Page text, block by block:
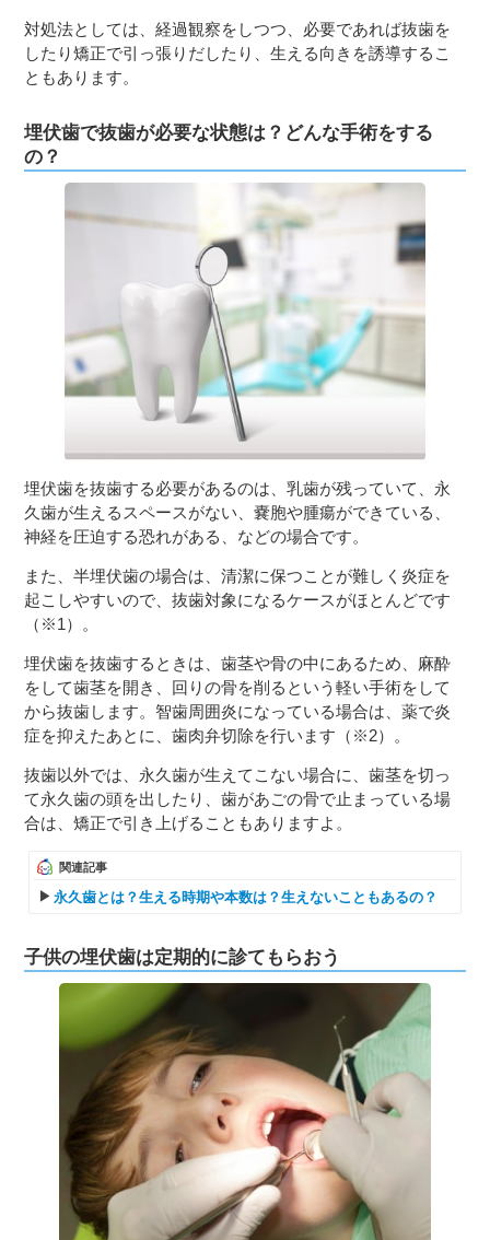
対処法としては、経過観察をしつつ、必要であれば抜歯を
したり矯正で引っ張りだしたり、生える向きを誘導するこ
ともあります。
埋伏歯で抜歯が必要な状態は？どんな手術をする
の？
埋伏歯を抜歯する必要があるのは、乳歯が残っていて、永
久歯が生えるスペースがない、嚢胞や腫瘍ができている、
神経を圧迫する恐れがある、などの場合です。
また、半埋伏歯の場合は、清潔に保つことが難しく炎症を
起こしやすいので、抜歯対象になるケースがほとんどです
（※1）。
埋伏歯を抜歯するときは、歯茎や骨の中にあるため、麻酔
をして歯茎を開き、回りの骨を削るという軽い手術をして
から抜歯します。智歯周囲炎になっている場合は、薬で炎
症を抑えたあとに、歯肉弁切除を行います（※2）。
抜歯以外では、永久歯が生えてこない場合に、歯茎を切っ
て永久歯の頭を出したり、歯があごの骨で止まっている場
合は、矯正で引き上げることもありますよ。
関連記事
永久歯とは？生える時期や本数は？生えないこともあるの？
子供の埋伏歯は定期的に診てもらおう